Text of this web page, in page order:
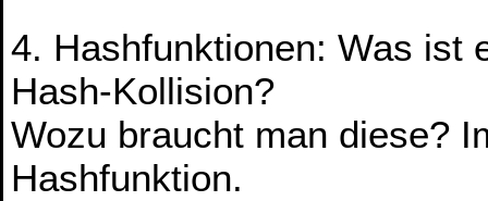
4. Hashfunktionen: Was ist
Hash-Kollision?
Wozu braucht man diese?
Hashfunktion.